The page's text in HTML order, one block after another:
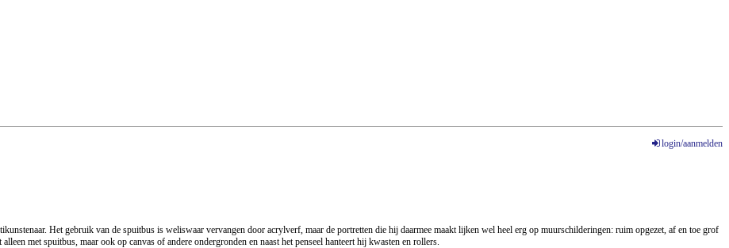
login/aanmelden
Het gebruik van de spuitbus is weliswaar vervangen door acrylverf, maar de portretten die hij daarmee maakt lijken wel heel erg op muurschilderingen: ruim opgezet, af en toe grof
met spuitbus, maar ook op canvas of andere ondergronden en naast het penseel hanteert hij kwasten en rollers.